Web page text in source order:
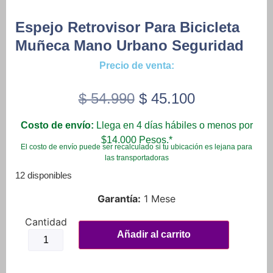
Espejo Retrovisor Para Bicicleta
Muñeca Mano Urbano Seguridad
Precio de venta:
$54.990 Original
was:
$ 54.990.
$45.100Current
$ 45.100.
Costo de envío: Llega en 4 días hábiles o menos por
$14.000 Pesos.*
El costo de envío puede ser recalculado si tu ubicación es lejana para
las transportadoras
12 disponibles
Garantía: 1 Mese
Espejo
Retrovisor
Bicicleta
Añadir al carrito